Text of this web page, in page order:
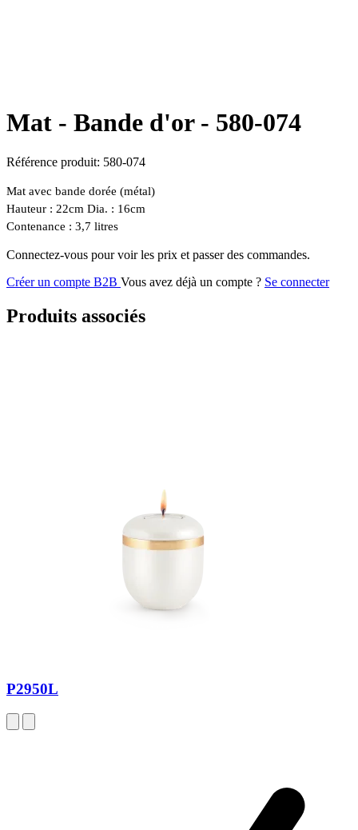
Mat - Bande d'or - 580-074
Référence produit: 580-074
Mat avec bande dorée (métal)
Hauteur : 22cm Dia. : 16cm
Contenance : 3,7 litres
Connectez-vous pour voir les prix et passer des commandes.
Créer un compte B2B Vous avez déjà un compte ? Se connecter
Produits associés
P2950L